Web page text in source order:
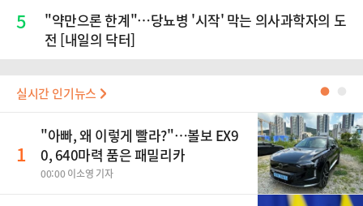
5
"약만으론 한계"…당뇨병 '시작' 막는 의사과학자의 도
전 [내일의 닥터]
실시간 인기뉴스 ●
1
"아빠, 왜 이렇게 빨라?"…볼보 EX9
0, 640마력 품은 패밀리카
00:00 이소영 기자